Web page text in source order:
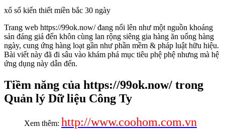
xổ số kiến thiết miền bắc 30 ngày
Trang web https://99ok.now/ đang nổi lên như một nguồn khoáng
sản đáng giá đến khôn cùng lan rộng siêng gia hàng ăn uống hàng
ngày, cung ứng hàng loạt gần như phần mềm & pháp luật hữu hiệu.
Bài viết này đã đi sâu vào khám phá mục tiêu phệ phệ nhưng mà hệ
ứng dụng này dẫn đến.
Tiềm năng của https://99ok.now/ trong
Quản lý Dữ liệu Công Ty
Xem thêm: http://www.coohom.com.vn